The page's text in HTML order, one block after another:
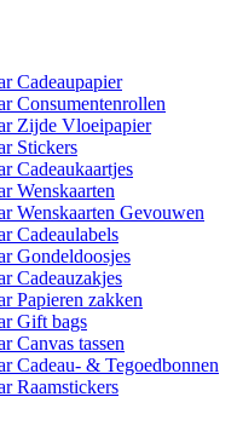
Cadeaupapier
Consumentenrollen
Zijde Vloeipapier
Stickers
Cadeaukaartjes
Wenskaarten
Wenskaarten Gevouwen
Cadeaulabels
Gondeldoosjes
Cadeauzakjes
Papieren zakken
Gift bags
Canvas tassen
Cadeau- & Tegoedbonnen
Raamstickers